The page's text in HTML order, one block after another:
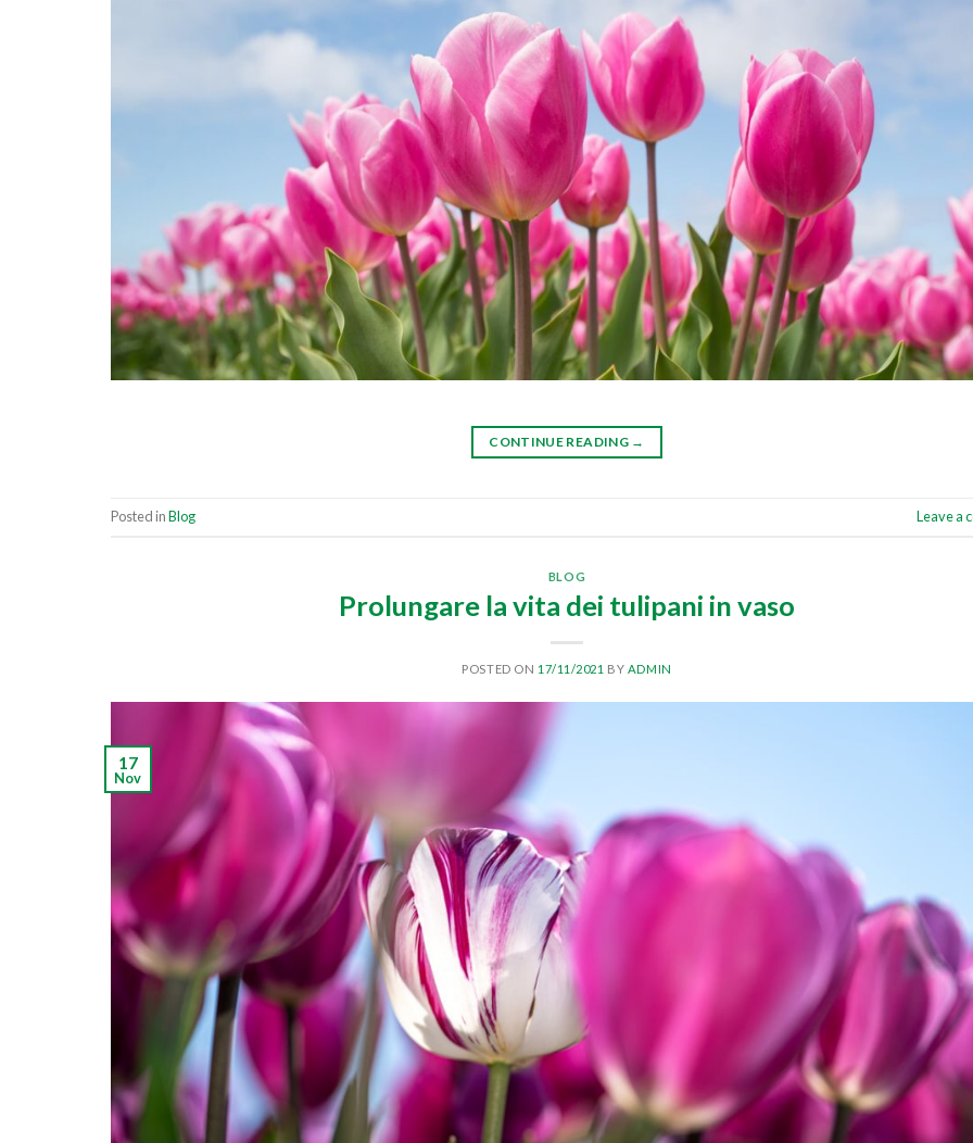
CONTINUE READING →
Posted inBlog Leave a
BLOG
Prolungare la vita dei tulipani in vaso
POSTED ON 17/11/2021 BY ADMIN
17
Nov